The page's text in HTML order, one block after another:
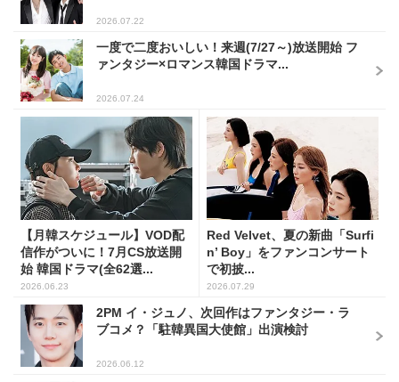
2026.07.22
一度で二度おいしい！来週(7/27～)放送開始 フ
ァンタジー×ロマンス韓国ドラマ...
2026.07.24
【月韓スケジュール】VOD配
信作がついに！7月CS放送開
始 韓国ドラマ(全62選...
2026.06.23
Red Velvet、夏の新曲「Surfi
n’ Boy」をファンコンサート
で初披...
2026.07.29
2PM イ・ジュノ、次回作はファンタジー・ラ
ブコメ？「駐韓異国大使館」出演検討
2026.06.12